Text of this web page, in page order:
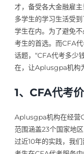
才，备受各大金融雇
多学生的学习生活受
学生在内。为了避免
考生的首选。而CFA
话题，“CFA代考多少
在，让Aplusgpa机构
1、CFA代考
Aplusgpa机构在经营
范围涵盖23个国家地
过近10年的实践，我